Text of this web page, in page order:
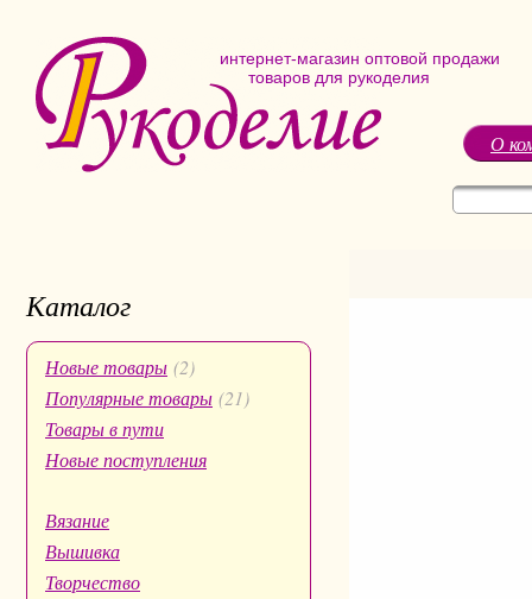
интернет-магазин оптовой продажи
товаров для рукоделия
О
Каталог
Новые товары (2)
Популярные товары (21)
Товары в пути
Новые поступления
Вязание
Вышивка
Творчество